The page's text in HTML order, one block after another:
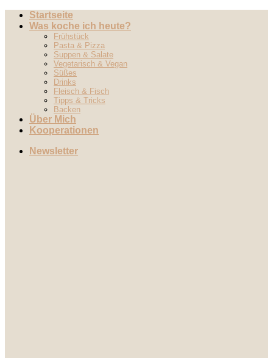
Zum
Inhalt
Startseite
Was koche ich heute?
Frühstück
Pasta & Pizza
Suppen & Salate
Vegetarisch & Vegan
Süßes
Drinks
Fleisch & Fisch
Tipps & Tricks
Backen
Über Mich
Kooperationen
Newsletter